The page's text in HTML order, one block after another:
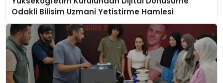
Odakli Bilisim Uzmani Yetistirme Hamlesi